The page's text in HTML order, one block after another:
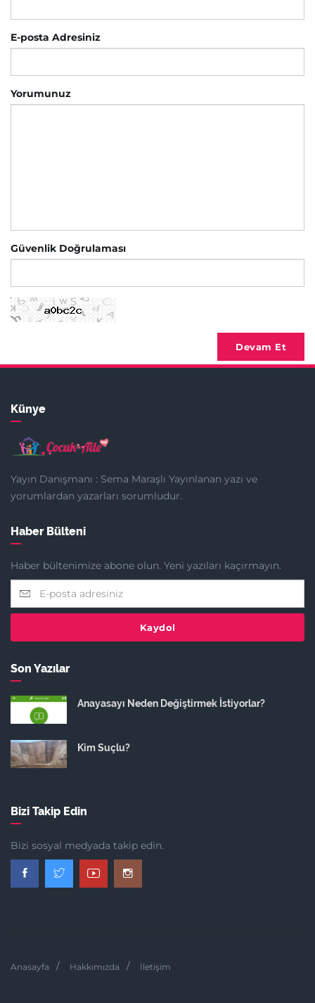
E-posta Adresiniz
Yorumunuz
Güvenlik Doğrulaması
Devam Et
Künye
Yayın Danışmanı : Sema Maraşlı Yayınlanan yazı ve
yorumlardan yazarları sorumludur.
Haber Bülteni
Haber bültenimize abone olun. Yeni yazıları kaçırmayın.
Kaydol
Son Yazılar
Anayasayı Neden Değiştirmek İstiyorlar?
Kim Suçlu?
Bizi Takip Edin
Bizi sosyal medyada takip edin.
Anasayfa Hakkımızda İletişim